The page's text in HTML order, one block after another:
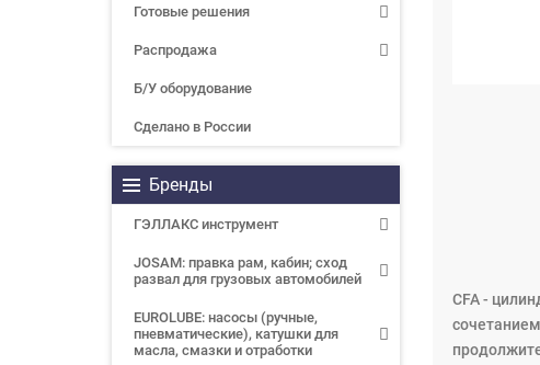
Готовые решения
Распродажа
Б/У оборудование
Сделано в России
Бренды
ГЭЛЛАКС инструмент
JOSAM: правка рам, кабин; сход
развал для грузовых автомобилей
EUROLUBE: насосы (ручные,
пневматические), катушки для
масла, смазки и отработки
CFA -